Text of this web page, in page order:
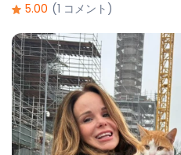
5.00 (1 コメント)